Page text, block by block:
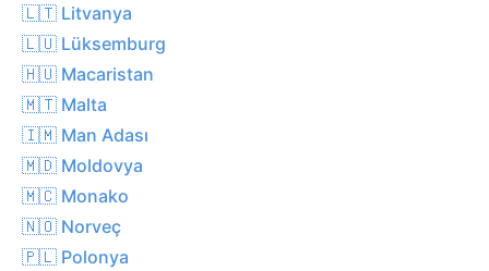
🇱🇹 Litvanya
🇱🇺 Lüksemburg
🇭🇺 Macaristan
🇲🇹 Malta
🇮🇲 Man Adası
🇲🇩 Moldovya
🇲🇨 Monako
🇳🇴 Norveç
🇵🇱 Polonya